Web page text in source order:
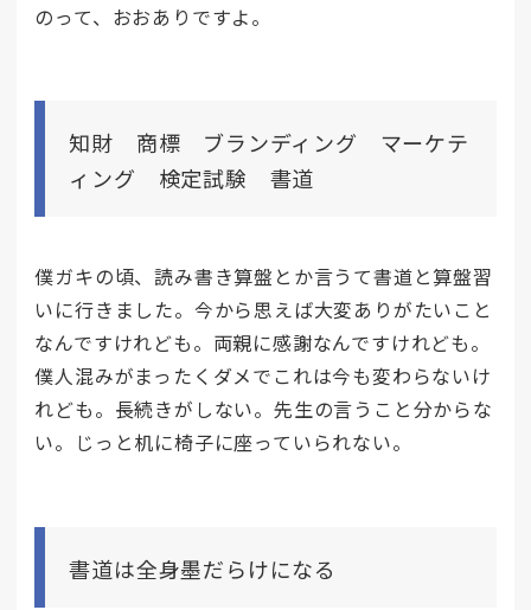
のって、おおありですよ。
知財 商標 ブランディング マーケテ
ィング 検定試験 書道
僕ガキの頃、読み書き算盤とか言うて書道と算盤習
いに行きました。今から思えば大変ありがたいこと
なんですけれども。両親に感謝なんですけれども。
僕人混みがまったくダメでこれは今も変わらないけ
れども。長続きがしない。先生の言うこと分からな
い。じっと机に椅子に座っていられない。
書道は全身墨だらけになる